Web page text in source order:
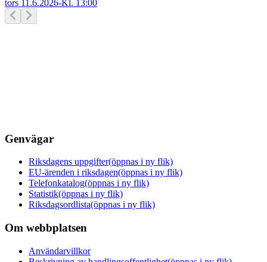
tors 11.6.2026-Kl. 13:00
Genvägar
Riksdagens uppgifter(öppnas i ny flik)
EU-ärenden i riksdagen(öppnas i ny flik)
Telefonkatalog(öppnas i ny flik)
Statistik(öppnas i ny flik)
Riksdagsordlista(öppnas i ny flik)
Om webbplatsen
Användarvillkor